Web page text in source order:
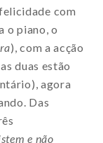
com
o piano, o
), com a acção
, as duas estão
agora
Das
e não